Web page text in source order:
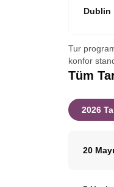
Dublin
Tur
konfor
Tüm
2026
20